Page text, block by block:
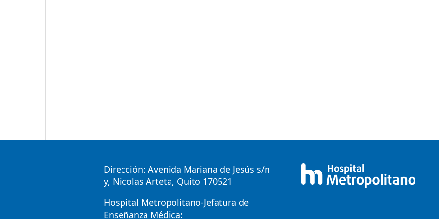
Dirección: Avenida Mariana de Jesús s/n
y, Nicolas Arteta, Quito 170521
Hospital Metropolitano-Jefatura de
Enseñanza Médica: